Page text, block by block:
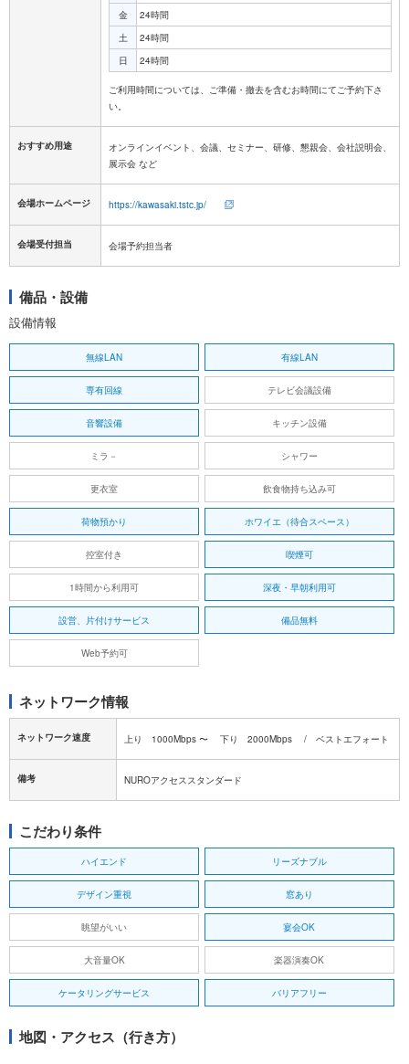
金
24時間
土
24時間
日
24時間
ご利用時間については、ご準備・撤去を含むお時間にてご予約下さ
おすすめ用途
オンラインイベント、会議、セミナー、研修、懇親会、会社説明会、
展示会 など
会場ホームページ https://kawasaki.tstc.jp/
会場受付担当 会場予約担当者
備品・設備
設備情報
無線LAN 有線LAN
専有回線 テレビ会議設備
音響設備 キッチン設備
ミラ－ シャワー
更衣室 飲食物持ち込み可
荷物預かり ホワイエ（待合スペース）
控室付き 喫煙可
1時間から利用可 深夜・早朝利用可
設営、片付けサービス 備品無料
Web予約可
ネットワーク情報
ネットワーク速度 上り 1000Mbps 〜 下り 2000Mbps / ベストエフォート
備考 NUROアクセススタンダード
こだわり条件
ハイエンド リーズナブル
デザイン重視 窓あり
眺望がいい 宴会OK
大音量OK 楽器演奏OK
ケータリングサービス バリアフリー
地図・アクセス（行き方）